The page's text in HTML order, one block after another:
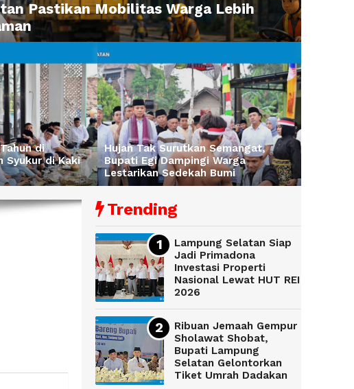
Pastikan Mobilitas Warga Lebih
di
Syukur di Kaki
Hujan Tak Surutkan Semangat,
Bupati Egi Dampingi Warga
Lestarikan Sedekah Bumi
Trending
Lampung Selatan Siap
Jadi Primadona
Investasi Properti
Nasional Lewat HUT REI
2026
Ribuan Jemaah Gempur
Sholawat Shobat,
Bupati Lampung
Selatan Gelontorkan
Tiket Umrah Dadakan